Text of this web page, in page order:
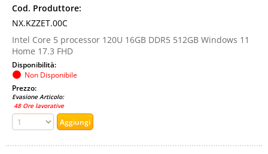
Cod. Produttore:
NX.KZZET.00C
Intel Core 5 processor 120U 16GB DDR5 512GB Windows 11
Home 17.3 FHD
Disponibilità:
Non Disponibile
Prezzo:
Evasione Articolo:
48 Ore lavorative